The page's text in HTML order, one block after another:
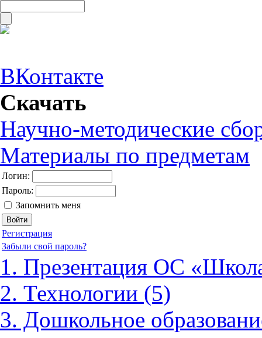
ВКонтакте
Скачать
Научно-методические
Материалы по предметам
Логин:
Пароль:
Запомнить меня
Регистрация
Забыли свой пароль?
1. Презентация ОС
2. Технологии (5)
3. Дошкольное